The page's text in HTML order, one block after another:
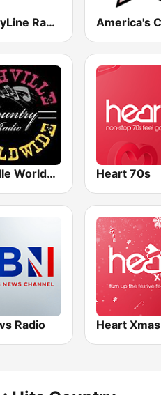
CountryLine Radio
Nashville Worldwide Country Radio Heart 70s
Radio Heart Xmas